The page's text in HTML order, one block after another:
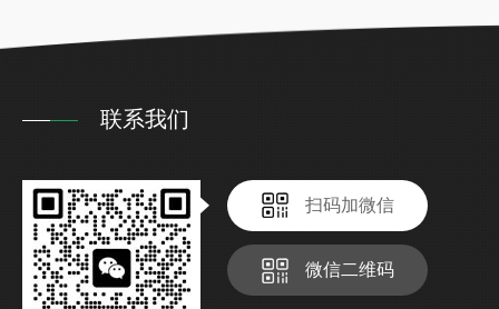
联系我们
扫码加微信
微信二维码